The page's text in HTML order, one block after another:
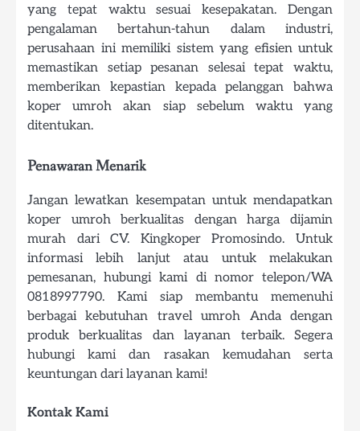
yang tepat waktu sesuai kesepakatan. Dengan
pengalaman bertahun-tahun dalam industri,
perusahaan ini memiliki sistem yang efisien untuk
memastikan setiap pesanan selesai tepat waktu,
memberikan kepastian kepada pelanggan bahwa
koper umroh akan siap sebelum waktu yang
ditentukan.
Penawaran Menarik
Jangan lewatkan kesempatan untuk mendapatkan
koper umroh berkualitas dengan harga dijamin
murah dari CV. Kingkoper Promosindo. Untuk
informasi lebih lanjut atau untuk melakukan
pemesanan, hubungi kami di nomor telepon/WA
0818997790. Kami siap membantu memenuhi
berbagai kebutuhan travel umroh Anda dengan
produk berkualitas dan layanan terbaik. Segera
hubungi kami dan rasakan kemudahan serta
keuntungan dari layanan kami!
Kontak Kami